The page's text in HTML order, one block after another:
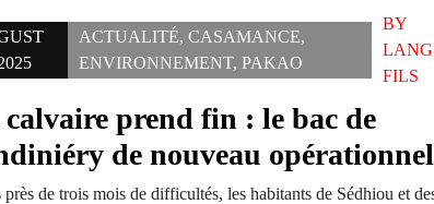
ACTUALITÉ,CASAMANCE,
ENVIRONNEMENT,PAKAO
BY
LANG
FILS
prend fin : le bac de
de nouveau opérationnel
près de trois mois de difficultés, les habitants de Sédhiou et